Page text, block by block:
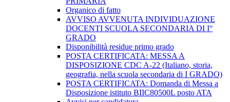
Organico di fatto
AVVISO AVVENUTA INDIVIDUAZIONE
DOCENTI SCUOLA SECONDARIA DI I°
GRADO
Disponibilità residue primo grado
POSTA CERTIFICATA: MESSA A
DISPOSIZIONE CDC A-22 (Italiano, storia,
geografia, nella scuola secondaria di I GRADO)
POSTA CERTIFICATA: Domanda di Messa a
Disposizione istituto BIIC80500L posto ATA